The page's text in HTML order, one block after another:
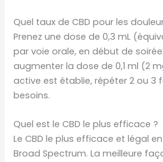
Quel taux de CBD pour les
Prenez une dose de 0,3 mL
par voie orale, en début de
augmenter la dose de 0,1 ml (2
active est établie, répéter 2 ou 3
besoins.
Quel est le CBD le plus efficace ?
Le CBD le plus efficace et légal
Broad Spectrum. La meilleure